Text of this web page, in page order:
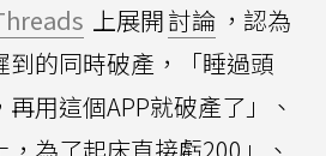
上展開討論 ，認為
到的同時破產，「睡過頭
用這個APP就破產了」、
，為了起床直接虧200」、